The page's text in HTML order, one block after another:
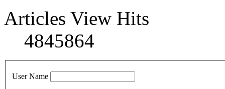
Articles View Hits
4845864
User Name